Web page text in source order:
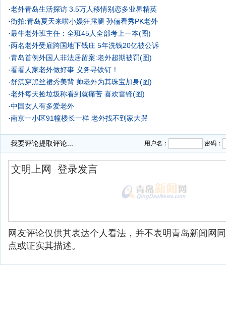
·老外青岛生活探访 3.5万人移情别恋多业界精英
·街拍:青岛夏天来啦小嫚狂露腿 孙俪看秀PK老外
·最牛老外班主任：全班45人全部考上一本(图)
·两名老外受雇跨国地下钱庄 5年洗钱20亿被公诉
·青岛首例外国人非法居留案:老外超期被罚(图)
·看看人家老外做好事 义务寻铁钉！
·舒淇穿黑丝裙秀美背 帅老外为其珠宝加身(图)
·老外每天捡垃圾称看到就痛苦 喜欢雷锋(图)
·中国女人有多爱老外
·南京一小区91幢楼长一样 老外找不到家大哭
我要评论提取评论... 用户名： 密码：
网友评论仅供其表达个人看法，并不表明青岛新闻网
点或证实其描述。